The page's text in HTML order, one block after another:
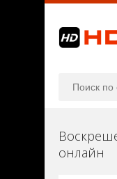
онлайн